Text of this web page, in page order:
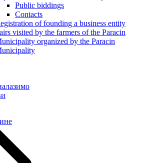
Public biddings
Contacts
of founding a business entity
visited by the farmers of the Paracin
organized by the Paracin